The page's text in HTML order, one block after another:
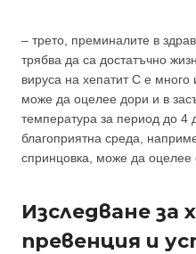
– трето, преминалите в
трябва да са достатъчно
вируса на хепатит С е
може да оцелее дори и в
температура за период до 4
благоприятна среда,
спринцовка, може да оцелее
Изследване за
превенция и